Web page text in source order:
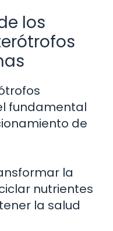
los
fundamental
de
la
nutrientes
la salud